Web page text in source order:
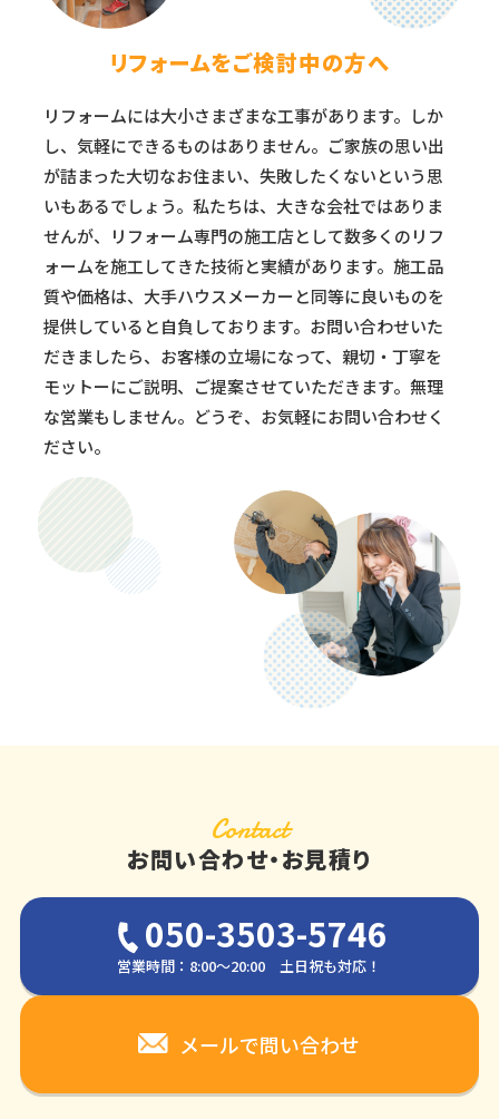
リフォームをご検討中の方へ
リフォームには大小さまざまな工事があります。しか
し、気軽にできるものはありません。ご家族の思い出
が詰まった大切なお住まい、失敗したくないという思
いもあるでしょう。私たちは、大きな会社ではありま
せんが、リフォーム専門の施工店として数多くのリフ
ォームを施工してきた技術と実績があります。施工品
質や価格は、大手ハウスメーカーと同等に良いものを
提供していると自負しております。お問い合わせいた
だきましたら、お客様の立場になって、親切・丁寧を
モットーにご説明、ご提案させていただきます。無理
な営業もしません。どうぞ、お気軽にお問い合わせく
ださい。
Contact
お問い合わせ・お見積り
050-3503-5746
営業時間：8:00～20:00 土日祝も対応！
メールで問い合わせ